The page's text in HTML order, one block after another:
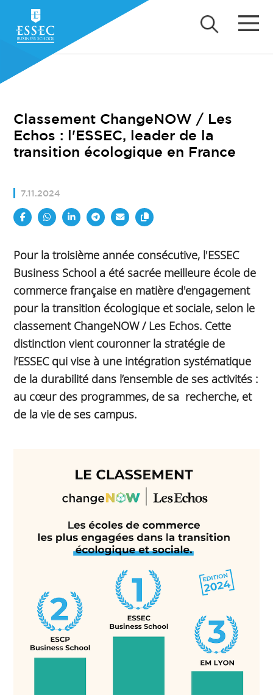
Classement ChangeNOW / Les
Echos : l'ESSEC, leader de la
transition écologique en France
7.11.2024
Pour la troisième année consécutive, l'ESSEC
Business School a été sacrée meilleure école de
commerce française en matière d'engagement
pour la transition écologique et sociale, selon le
classement ChangeNOW / Les Echos. Cette
distinction vient couronner la stratégie de
l’ESSEC qui vise à une intégration systématique
de la durabilité dans l’ensemble de ses activités :
au cœur des programmes, de sa recherche, et
de la vie de ses campus.